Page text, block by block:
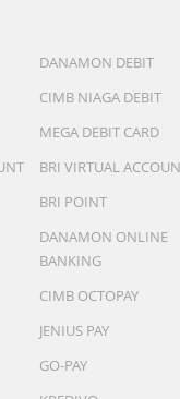
DANAMON DEBIT
CIMB NIAGA DEBIT
MEGA DEBIT CARD
BRI VIRTUAL
BRI POINT
DANAMON ONLINE
BANKING
CIMB OCTOPAY
JENIUS PAY
GO-PAY